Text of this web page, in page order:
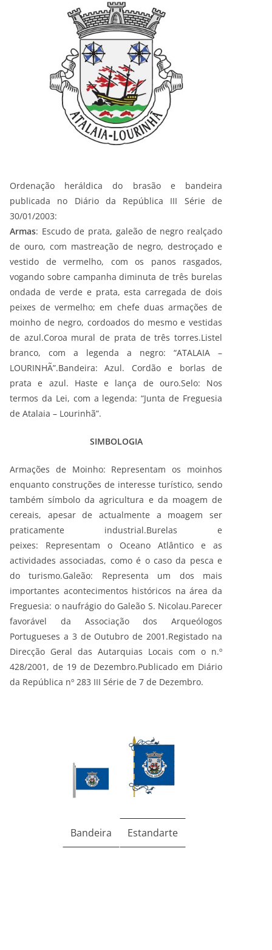
Ordenação heráldica do brasão e bandeira
publicada no Diário da República III Série de
30/01/2003:
Armas: Escudo de prata, galeão de negro realçado
de ouro, com mastreação de negro, destroçado e
vestido de vermelho, com os panos rasgados,
vogando sobre campanha diminuta de três burelas
ondada de verde e prata, esta carregada de dois
peixes de vermelho; em chefe duas armações de
moinho de negro, cordoados do mesmo e vestidas
de azul.Coroa mural de prata de três torres.Listel
branco, com a legenda a negro: “ATALAIA –
LOURINHÃ”.Bandeira: Azul. Cordão e borlas de
prata e azul. Haste e lança de ouro.Selo: Nos
termos da Lei, com a legenda: “Junta de Freguesia
de Atalaia – Lourinhã”.
SIMBOLOGIA
Armações de Moinho: Representam os moinhos
enquanto construções de interesse turístico, sendo
também símbolo da agricultura e da moagem de
cereais, apesar de actualmente a moagem ser
praticamente industrial.Burelas e
peixes: Representam o Oceano Atlântico e as
actividades associadas, como é o caso da pesca e
do turismo.Galeão: Representa um dos mais
importantes acontecimentos históricos na área da
Freguesia: o naufrágio do Galeão S. Nicolau.Parecer
favorável da Associação dos Arqueólogos
Portugueses a 3 de Outubro de 2001.Registado na
Direcção Geral das Autarquias Locais com o n.º
428/2001, de 19 de Dezembro.Publicado em Diário
da República nº 283 III Série de 7 de Dezembro.
Bandeira Estandarte